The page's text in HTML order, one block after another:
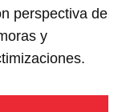
perspectiva de
y